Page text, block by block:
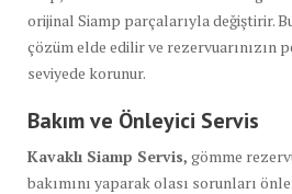
orijinal Siamp parçalarıyla değiştirir.
çözüm elde edilir ve rezervuarınızın
seviyede korunur.
Bakım ve Önleyici Servis
Kavaklı Siamp Servis, gömme
bakımını yaparak olası sorunları